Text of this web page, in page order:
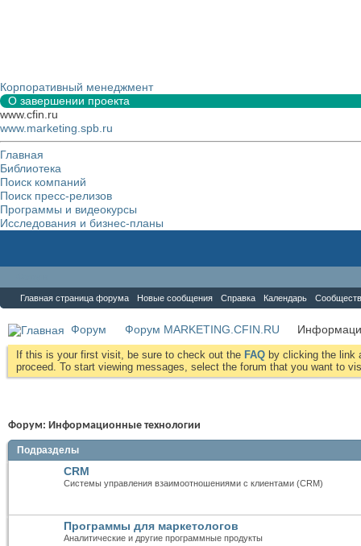
Корпоративный менеджмент
О завершении проекта
www.cfin.ru
www.marketing.spb.ru
Главная
Библиотека
Поиск компаний
Поиск пресс-релизов
Программы и видеокурсы
Исследования и бизнес-планы
Главная страница форума Новые сообщения Справка Календарь
Форум Форум MARKETING.CFIN.RU
If this is your first visit, be sure to check out the FAQ by clicking the link
proceed. To start viewing messages, select the forum that you want to
Форум: Информационные технологии
Подразделы
CRM
Системы управления взаимоотношениями с клиентами (CRM)
Программы для маркетологов
Аналитические и другие программные продукты